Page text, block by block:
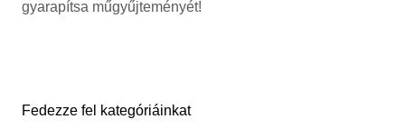
gyarapítsa műgyűjteményét!
Fedezze fel kategóriáinkat